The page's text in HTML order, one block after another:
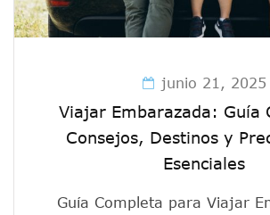
junio 21, 2025
Viajar Embarazada: Guía
Consejos, Destinos y
Esenciales
Guía Completa para Viajar